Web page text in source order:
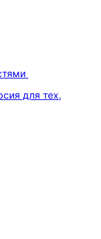
для тех,